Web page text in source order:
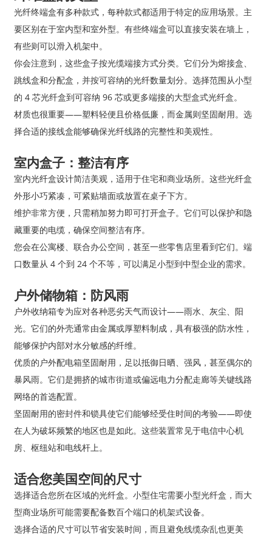
光纤终端盒有多种款式，每种款式都适用于特定的应用场景。主
要区别在于室内型和室外型。有些终端盒可以直接安装在墙上，
有些则可以滑入机架中。
你会注意到，这些盒子按光缆端接方式分类。它们分为熔接盒、
跳线盒和分配盒，并按可容纳的光纤数量划分。选择范围从小型
的 4 芯光纤盒到可容纳 96 芯或更多端接的大型盒式光纤盒。
材质也很重要——塑料轻便且价格低廉，而金属则坚固耐用。选
择合适的接线盒能够确保光纤线路的完整性和美观性。
室内盒子：整洁有序
室内光纤盒设计简洁美观，适用于住宅和商业场所。这些光纤盒
外形小巧紧凑，可紧贴墙面或放置在桌子下方。
维护非常方便，只需稍加努力即可打开盒子。它们可以保护和隐
藏重要的电缆，确保空间整洁有序。
您会在公寓楼、联合办公空间，甚至一些零售店里看到它们。端
口数量从 4 个到 24 个不等，可以满足小型到中型企业的需求。
户外储物箱：防风雨
户外收纳箱专为应对各种恶劣天气而设计——雨水、灰尘、阳
光。它们的外壳通常由金属或厚塑料制成，具有极强的防水性，
能够保护内部对水分敏感的纤维。
优质的户外配电箱坚固耐用，足以抵御日晒、强风，甚至偶尔的
暴风雨。它们是拥挤的城市街道或偏远电力分配走廊等关键线路
网络的首选配置。
坚固耐用的密封件和锁具使它们能够经受住时间的考验——即使
在人为破坏频繁的地区也是如此。这些装置常见于电信中心机
房、枢纽站和电线杆上。
适合您美国空间的尺寸
选择适合您所在区域的光纤盒。小型住宅需要小型光纤盒，而大
型商业场所可能需要配备数百个端口的机架式设备。
选择合适的尺寸可以节省安装时间，而且避免线缆杂乱也更美